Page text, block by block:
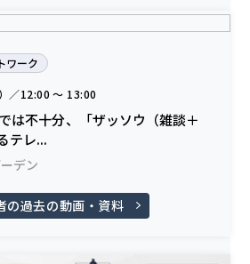
ワーク
／12:00 〜 13:00
は不十分、「ザッソウ（雑談＋
テレ...
デン
の過去の動画・資料